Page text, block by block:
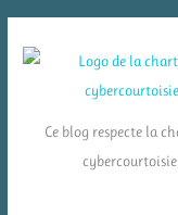
Ce blog respecte la
cybercourtoisie.